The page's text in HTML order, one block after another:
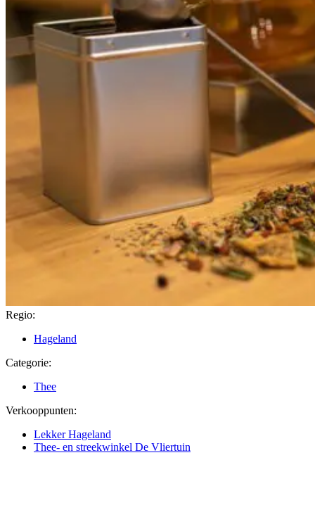
Regio:
Hageland
Categorie:
Thee
Verkooppunten:
Lekker Hageland
Thee- en streekwinkel De Vliertuin